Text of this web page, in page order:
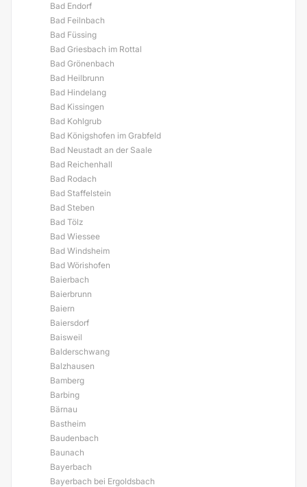
Bad Endorf
Bad Feilnbach
Bad Füssing
Bad Griesbach im Rottal
Bad Grönenbach
Bad Heilbrunn
Bad Hindelang
Bad Kissingen
Bad Kohlgrub
Bad Königshofen im Grabfeld
Bad Neustadt an der Saale
Bad Reichenhall
Bad Rodach
Bad Staffelstein
Bad Steben
Bad Tölz
Bad Wiessee
Bad Windsheim
Bad Wörishofen
Baierbach
Baierbrunn
Baiern
Baiersdorf
Baisweil
Balderschwang
Balzhausen
Bamberg
Barbing
Bärnau
Bastheim
Baudenbach
Baunach
Bayerbach
Bayerbach bei Ergoldsbach